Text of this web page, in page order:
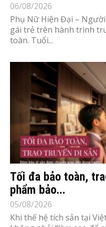
06/08/2026
Phụ Nữ Hiện Đại –
gái trẻ trên hành trình
toàn. Tuổi...
Tối đa bảo toàn,
phẩm bảo...
05/08/2026
Khi thế hệ tích sản tại